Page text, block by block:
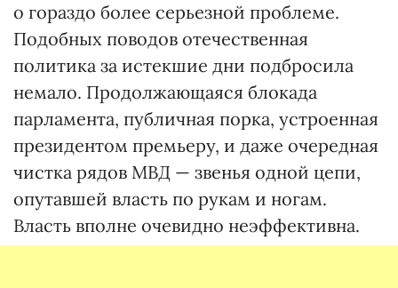
о гораздо более серьезной проблеме.
Подобных поводов отечественная
политика за истекшие дни подбросила
немало. Продол­жающаяся блокада
парламента, публичная порка, устроенная
пре­зидентом премьеру, и даже очередная
чистка рядов МВД — звенья одной цепи,
опутавшей власть по рукам и ногам.
Власть вполне очевидно неэффективна.